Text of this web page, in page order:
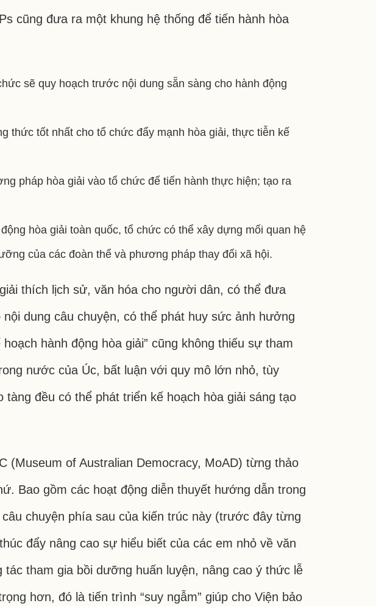
cũng đưa ra một khung hệ thống để tiến hành hòa
sẽ quy hoạch trước nội dung sẵn sàng cho hành động
thức tốt nhất cho tổ chức đẩy mạnh hòa giải, thực tiễn kế
pháp hòa giải vào tổ chức để tiến hành thực hiện; tạo ra
hòa giải toàn quốc, tổ chức có thể xây dựng mối quan hệ
của các đoàn thể và phương pháp thay đổi xã hội.
thích lịch sử, văn hóa cho người dân, có thể đưa
dung câu chuyện, có thể phát huy sức ảnh hưởng
hành động hòa giải” cũng không thiếu sự tham
nước của Úc, bất luận với quy mô lớn nhỏ, tùy
đều có thể phát triển kế hoạch hòa giải sáng tạo
(Museum of Australian Democracy, MoAD) từng thảo
Bao gồm các hoạt động diễn thuyết hướng dẫn trong
chuyện phía sau của kiến trúc này (trước đây từng
đẩy nâng cao sự hiểu biết của các em nhỏ về văn
tham gia bồi dưỡng huấn luyện, nâng cao ý thức lễ
hơn, đó là tiến trình “suy ngẫm” giúp cho Viện bảo